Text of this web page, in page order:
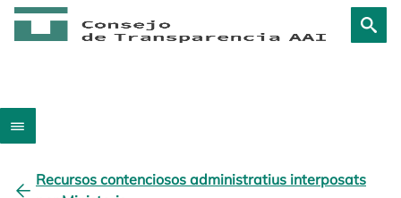
Recursos contenciosos administratius interposats